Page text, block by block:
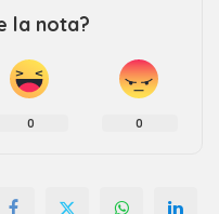
la nota?
0 0